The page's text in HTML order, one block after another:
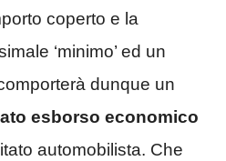
coperto e la
‘minimo’ ed un
dunque un
esborso economico
automobilista. Che